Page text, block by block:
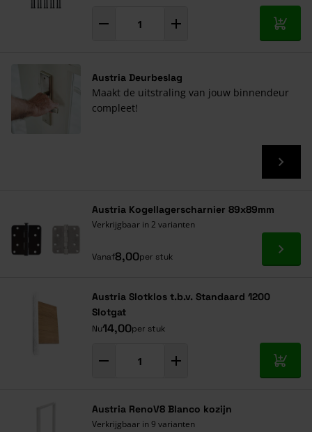
In
Austria Deurbeslag
Maakt de uitstraling van jouw binnendeur
compleet!
Austria Kogellagerscharnier 89x89mm
Verkrijgbaar in 2 varianten
Vanaf8,00per stuk Ga
Austria Slotklos t.b.v. Standaard 1200
Slotgat
Nu14,00per stuk
In
Austria RenoV8 Blanco kozijn
Verkrijgbaar in 9 varianten